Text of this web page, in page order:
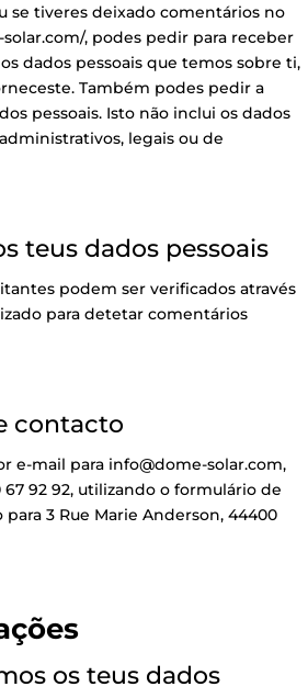
se tiveres deixado comentários no
, podes pedir para receber
dados pessoais que temos sobre ti,
Também podes pedir a
pessoais. Isto não inclui os dados
legais ou de
teus dados pessoais
podem ser verificados através
para detetar comentários
contacto
e-mail para info@dome-solar.com,
92 92, utilizando o formulário de
3 Rue Marie Anderson, 44400
os teus dados